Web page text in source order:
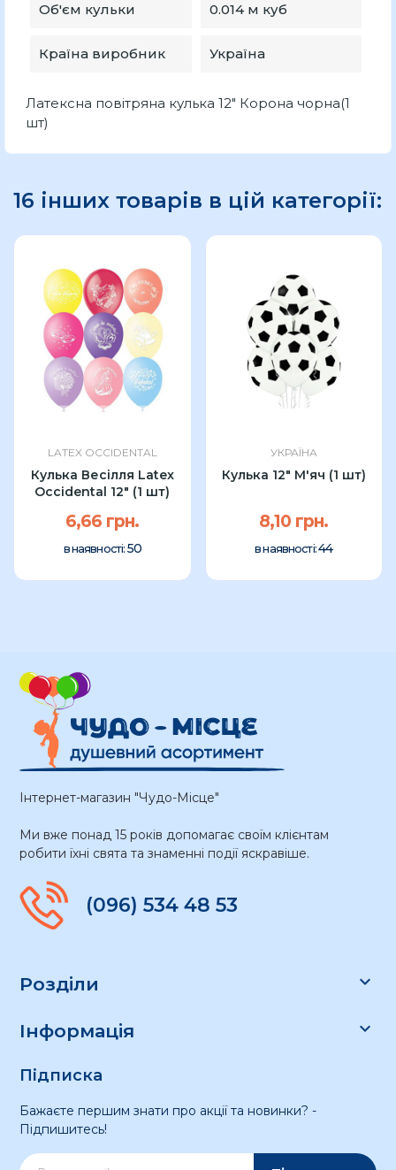
Об'єм кульки 0.014 м куб
Країна виробник Україна
Латексна повітряна кулька 12" Корона чорна(1
шт)
16 інших товарів в цій категорії:
LATEX OCCIDENTAL
Кулька Весілля Latex
Occidental 12″ (1 шт)
6,66 грн.
в наявності: 50
УКРАЇНА
Кулька 12" М'яч (1 шт)
8,10 грн.
в наявності:44
Інтернет-магазин "Чудо-Місце"
Ми вже понад 15 років допомагає своїм клієнтам
робити їхні свята та знаменні події яскравіше.
(096) 534 48 53
Розділи 
Інформація 
Підписка
Бажаєте першим знати про акції та новинки? -
Підпишитесь!